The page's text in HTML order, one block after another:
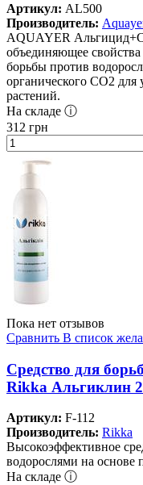
Артикул: AL500
Производитель:
AQUAYER
объединяющее
борьбы против
органического СО2 для
растений.
На складе ⓘ
312 грн
Пока нет отзывов
Сравнить В список
Средство для
Rikka Альгиклин
Артикул: F-112
Производитель: Rikka
Высокоэффективное
водорослями на основе
На складе ⓘ